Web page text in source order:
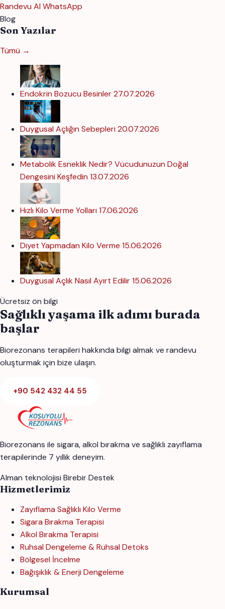
Randevu Al WhatsApp
Blog
Son Yazılar
Tümü →
Endokrin Bozucu Besinler27.07.2026
Duygusal Açlığın Sebepleri 20.07.2026
Metabolik Esneklik Nedir? Vücudunuzun Doğal
Dengesini Keşfedin 13.07.2026
Hızlı Kilo Verme Yolları 17.06.2026
Diyet Yapmadan Kilo Verme 15.06.2026
Duygusal Açlık Nasıl Ayırt Edilir15.06.2026
Ücretsiz ön bilgi
Sağlıklı yaşama ilk adımı burada
başlar
Biorezonans terapileri hakkında bilgi almak ve randevu
oluşturmak için bize ulaşın.
+90 542 432 44 55
Biorezonans ile sigara, alkol bırakma ve sağlıklı zayıflama
terapilerinde 7 yıllık deneyim.
Alman teknolojisi Birebir Destek
Hizmetlerimiz
Zayıflama Sağlıklı Kilo Verme
Sigara Bırakma Terapisi
Alkol Bırakma Terapisi
Ruhsal Dengeleme & Ruhsal Detoks
Bölgesel İncelme
Bağışıklık & Enerji Dengeleme
Kurumsal